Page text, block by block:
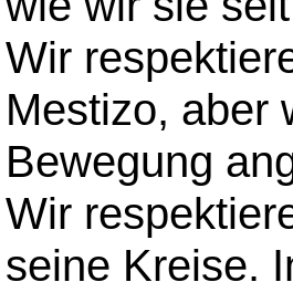
Wir
Mestizo, aber
Bewegung
Wir
seine Kreise.